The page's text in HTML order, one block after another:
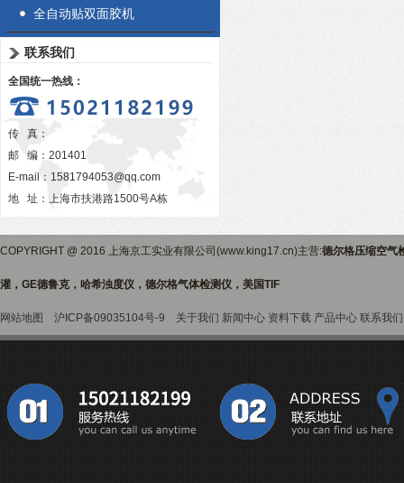
全自动贴双面胶机
联系我们
全国统一热线：
传 真：
邮 编：201401
E-mail： 1581794053@qq.com
地 址：上海市扶港路1500号A栋
COPYRIGHT @ 2016 上海京工实业有限公司(www.king17.cn)主营:德尔格压缩空气
灌，GE德鲁克，哈希浊度仪，德尔格气体检测仪，美国TIF
网站地图 沪ICP备09035104号-9 关于我们 新闻中心 资料下载 产品中心 联系我们